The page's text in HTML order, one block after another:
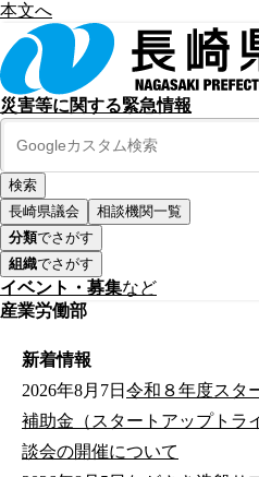
本文へ
災害等に関する緊急情報
長崎県議会
相談機関一覧
分類でさがす
組織でさがす
イベント・募集など
産業労働部
新着情報
2026年8月7日 令和８年度スタ
補助金（スタートアップトラ
談会の開催について